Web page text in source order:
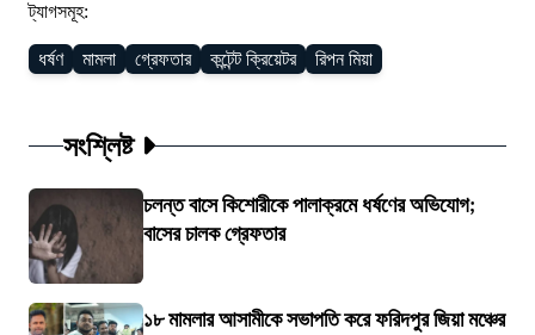
ট্যাগসমূহ:
ধর্ষণ মামলা গ্রেফতার কন্টেন্ট ক্রিয়েটর রিপন মিয়া
সংশ্লিষ্ট
চলন্ত বাসে কিশোরীকে পালাক্রমে ধর্ষণের অভিযোগ;
বাসের চালক গ্রেফতার
১৮ মামলার আসামীকে সভাপতি করে ফরিদপুর জিয়া মঞ্চের